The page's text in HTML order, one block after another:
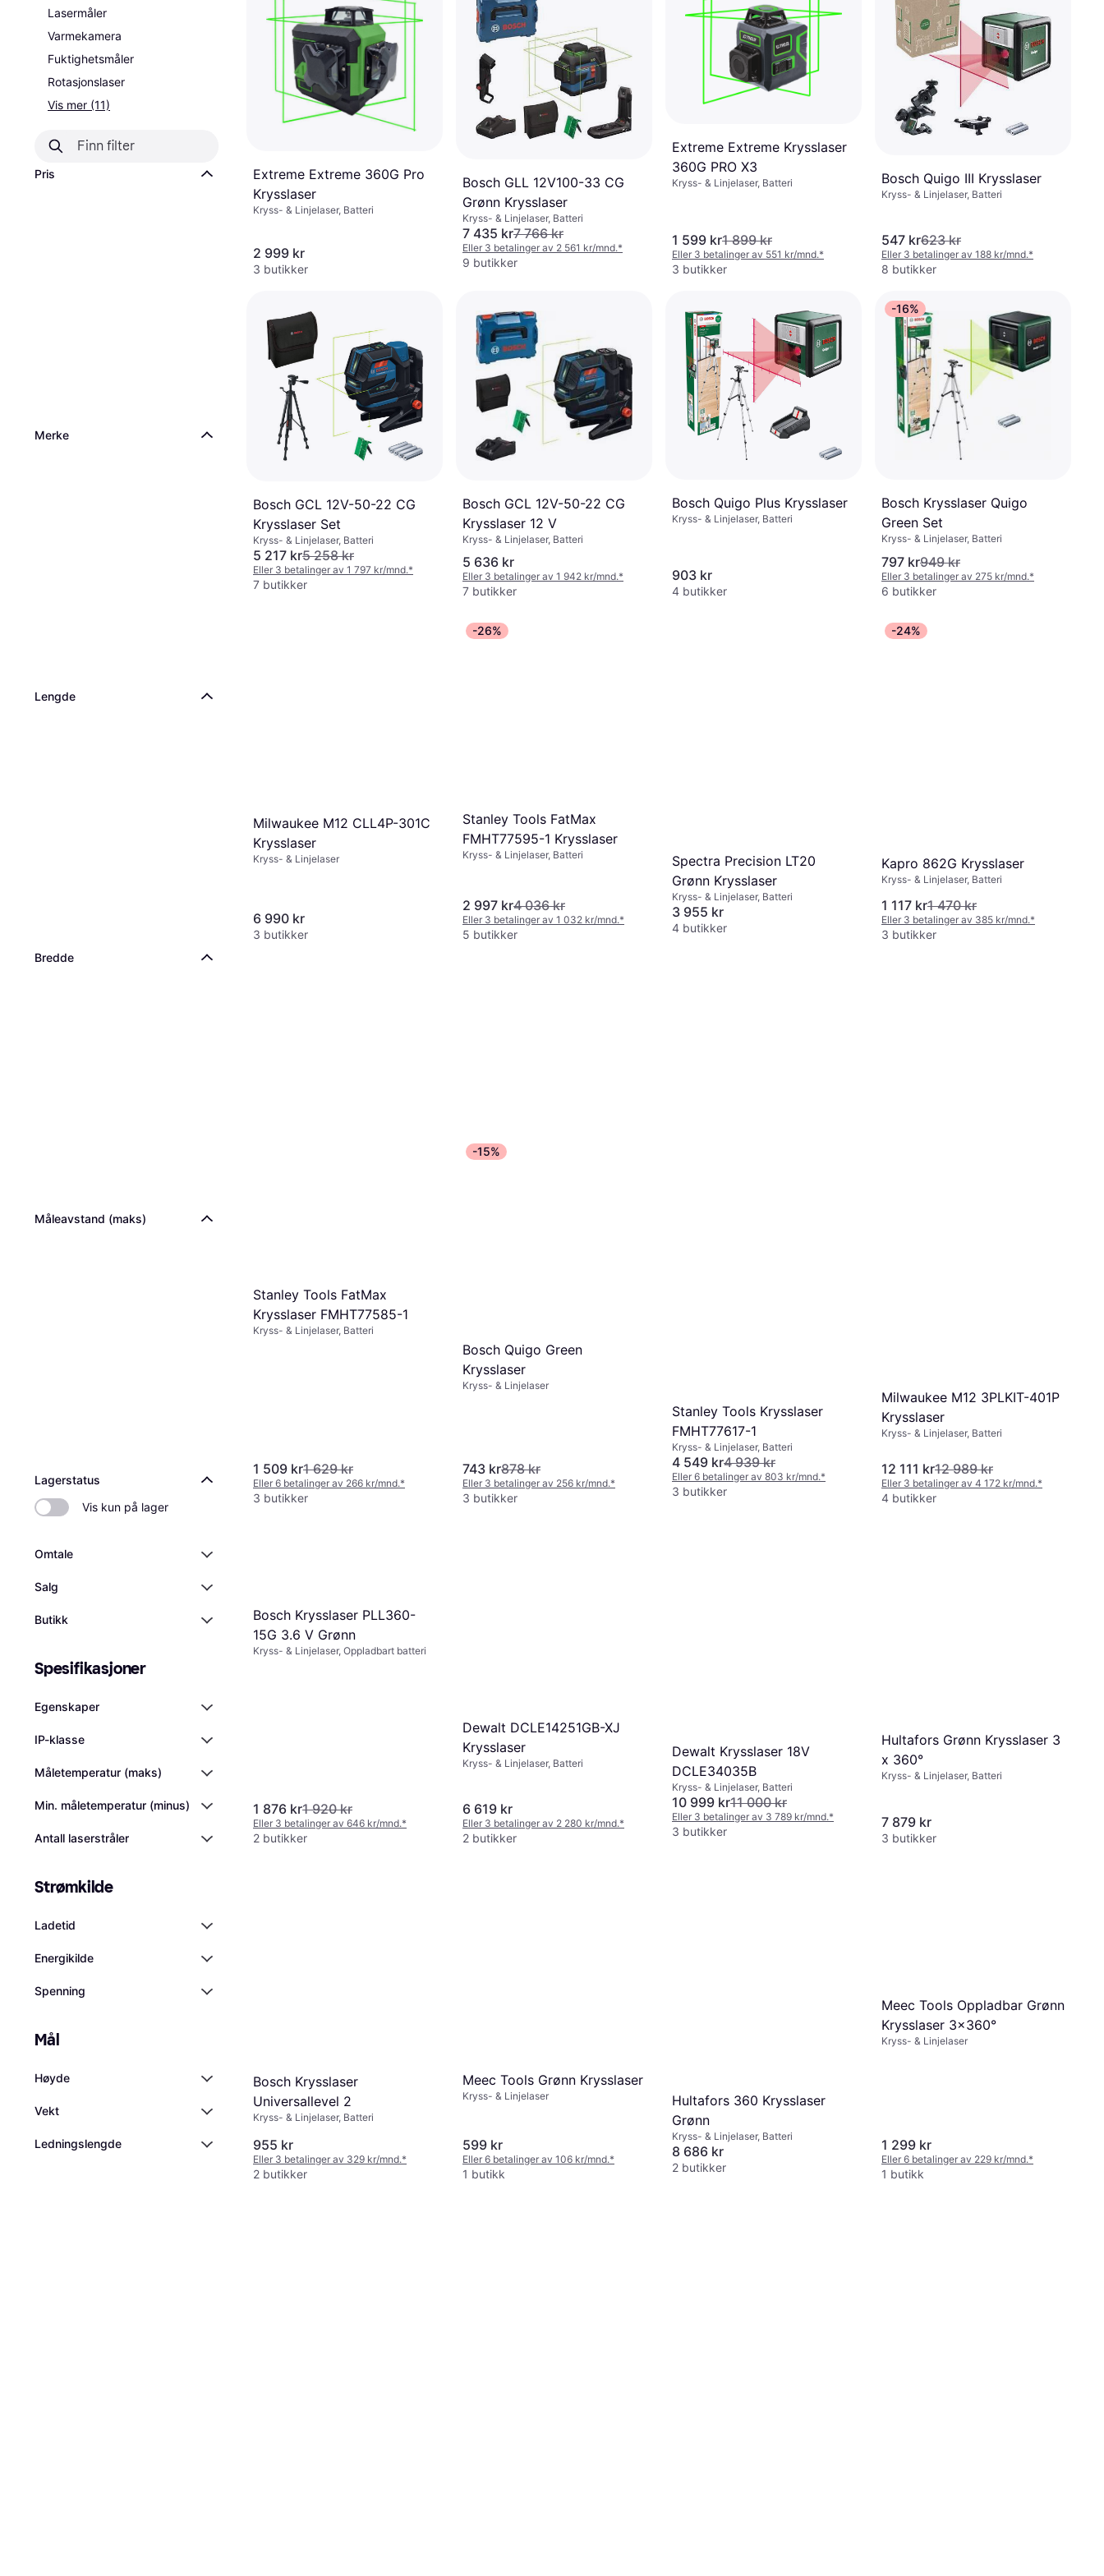
Lasermåler
Varmekamera
Fuktighetsmåler
Rotasjonslaser
Vis mer (11)
Pris
Merke
Lengde
Bredde
Måleavstand (maks)
Lagerstatus
Vis kun på lager
Omtale
Salg
Butikk
Spesifikasjoner
Egenskaper
IP-klasse
Måletemperatur (maks)
Min. måletemperatur (minus)
Antall laserstråler
Strømkilde
Ladetid
Energikilde
Spenning
Mål
Høyde
Vekt
Ledningslengde
Extreme Extreme 360G Pro
Krysslaser
Kryss- & Linjelaser, Batteri
2 999 kr
3 butikker
Bosch GLL 12V100-33 CG
Grønn Krysslaser
Kryss- & Linjelaser, Batteri
7 435 kr7 766 kr
Eller 3 betalinger av 2 561 kr/mnd.*
9 butikker
Extreme Extreme Krysslaser
360G PRO X3
Kryss- & Linjelaser, Batteri
1 599 kr1 899 kr
Eller 3 betalinger av 551 kr/mnd.*
3 butikker
Bosch Quigo III Krysslaser
Kryss- & Linjelaser, Batteri
547 kr623 kr
Eller 3 betalinger av 188 kr/mnd.*
8 butikker
Bosch GCL 12V-50-22 CG
Krysslaser Set
Kryss- & Linjelaser, Batteri
5 217 kr5 258 kr
Eller 3 betalinger av 1 797 kr/mnd.*
7 butikker
Bosch GCL 12V-50-22 CG
Krysslaser 12 V
Kryss- & Linjelaser, Batteri
5 636 kr
Eller 3 betalinger av 1 942 kr/mnd.*
7 butikker
Bosch Quigo Plus Krysslaser
Kryss- & Linjelaser, Batteri
903 kr
4 butikker
-16%
Bosch Krysslaser Quigo
Green Set
Kryss- & Linjelaser, Batteri
797 kr949 kr
Eller 3 betalinger av 275 kr/mnd.*
6 butikker
Milwaukee M12 CLL4P-301C
Krysslaser
Kryss- & Linjelaser
6 990 kr
3 butikker
-26%
Stanley Tools FatMax
FMHT77595-1 Krysslaser
Kryss- & Linjelaser, Batteri
2 997 kr4 036 kr
Eller 3 betalinger av 1 032 kr/mnd.*
5 butikker
Spectra Precision LT20
Grønn Krysslaser
Kryss- & Linjelaser, Batteri
3 955 kr
4 butikker
-24%
Kapro 862G Krysslaser
Kryss- & Linjelaser, Batteri
1 117 kr1 470 kr
Eller 3 betalinger av 385 kr/mnd.*
3 butikker
Stanley Tools FatMax
Krysslaser FMHT77585-1
Kryss- & Linjelaser, Batteri
1 509 kr1 629 kr
Eller 6 betalinger av 266 kr/mnd.*
3 butikker
-15%
Bosch Quigo Green
Krysslaser
Kryss- & Linjelaser
743 kr878 kr
Eller 3 betalinger av 256 kr/mnd.*
3 butikker
Stanley Tools Krysslaser
FMHT77617-1
Kryss- & Linjelaser, Batteri
4 549 kr4 939 kr
Eller 6 betalinger av 803 kr/mnd.*
3 butikker
Milwaukee M12 3PLKIT-401P
Krysslaser
Kryss- & Linjelaser, Batteri
12 111 kr12 989 kr
Eller 3 betalinger av 4 172 kr/mnd.*
4 butikker
Bosch Krysslaser PLL360-
15G 3.6 V Grønn
Kryss- & Linjelaser, Oppladbart batteri
1 876 kr1 920 kr
Eller 3 betalinger av 646 kr/mnd.*
2 butikker
Dewalt DCLE14251GB-XJ
Krysslaser
Kryss- & Linjelaser, Batteri
6 619 kr
Eller 3 betalinger av 2 280 kr/mnd.*
2 butikker
Dewalt Krysslaser 18V
DCLE34035B
Kryss- & Linjelaser, Batteri
10 999 kr11 000 kr
Eller 3 betalinger av 3 789 kr/mnd.*
3 butikker
Hultafors Grønn Krysslaser 3
x 360°
Kryss- & Linjelaser, Batteri
7 879 kr
3 butikker
Bosch Krysslaser
Universallevel 2
Kryss- & Linjelaser, Batteri
955 kr
Eller 3 betalinger av 329 kr/mnd.*
2 butikker
Meec Tools Grønn Krysslaser
Kryss- & Linjelaser
599 kr
Eller 6 betalinger av 106 kr/mnd.*
1 butikk
Hultafors 360 Krysslaser
Grønn
Kryss- & Linjelaser, Batteri
8 686 kr
2 butikker
Meec Tools Oppladbar Grønn
Krysslaser 3x360°
Kryss- & Linjelaser
1 299 kr
Eller 6 betalinger av 229 kr/mnd.*
1 butikk